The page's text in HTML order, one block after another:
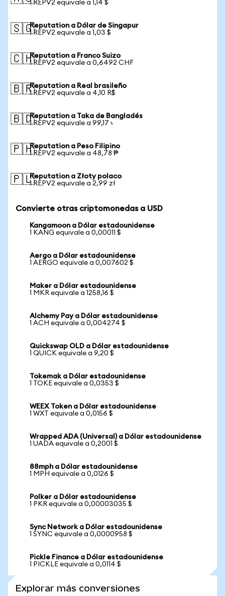
1 REPV2 equivale a 1,14 $
🇸🇬Reputation a Dólar de Singapur
1 REPV2 equivale a 1,03 $
🇨🇭Reputation a Franco Suizo
1 REPV2 equivale a 0,6492 CHF
🇧🇷Reputation a Real brasileño
1 REPV2 equivale a 4,10 R$
🇧🇩Reputation a Taka de Bangladés
1 REPV2 equivale a 99,17 ৳
🇵🇭Reputation a Peso Filipino
1 REPV2 equivale a 48,78 ₱
🇵🇱Reputation a Złoty polaco
1 REPV2 equivale a 2,99 zł
Convierte otras criptomonedas a USD
Kangamoon a Dólar estadounidense
1 KANG equivale a 0,00011 $
Aergo a Dólar estadounidense
1 AERGO equivale a 0,007602 $
Maker a Dólar estadounidense
1 MKR equivale a 1258,16 $
Alchemy Pay a Dólar estadounidense
1 ACH equivale a 0,004274 $
Quickswap OLD a Dólar estadounidense
1 QUICK equivale a 9,20 $
Tokemak a Dólar estadounidense
1 TOKE equivale a 0,0353 $
WEEX Token a Dólar estadounidense
1 WXT equivale a 0,0156 $
Wrapped ADA (Universal) a Dólar estadounidense
1 UADA equivale a 0,2001 $
88mph a Dólar estadounidense
1 MPH equivale a 0,0126 $
Polker a Dólar estadounidense
1 PKR equivale a 0,00003035 $
Sync Network a Dólar estadounidense
1 SYNC equivale a 0,0000958 $
Pickle Finance a Dólar estadounidense
1 PICKLE equivale a 0,0114 $
Explorar más conversiones